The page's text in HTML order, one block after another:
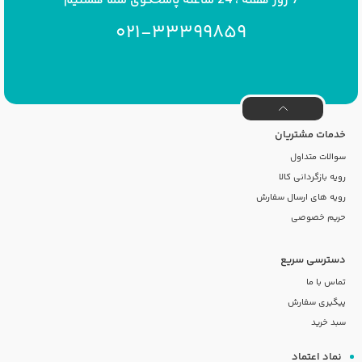
021-33399859
خدمات مشتریان
سوالات متداول
رویه بازگردانی کالا
رویه های ارسال سفارش
حریم خصوصی
دسترسی سریع
تماس با ما
پیگیری سفارش
سبد خرید
نماد اعتماد